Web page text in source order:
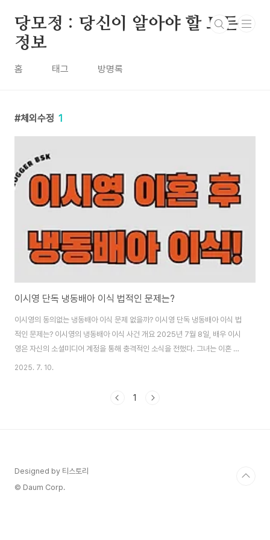
당모정 : 당신이 알아야 할 모든
정보
홈 태그 방명록
체외수정 1
이시영 단독 냉동배아 이식 법적인 문제는?
이시영의 동의없는 냉동배아 이식 문제 없을까? 이시영 단독 냉동배아 이식 법
적인 문제는? 이시영의 냉동배아 이식 사건 개요 2025년 7월 8일, 배우 이시
영은 자신의 소셜미디어 계정을 통해 충격적인 소식을 전했다. 그녀는 이혼 후
전 남편의 동의 없이 결혼 생활 중 냉동 보관했던 배아를 이식해 둘째 아이를 임
년 첫 아들 정윤을 낳았으며, 2025년 3월 결혼 8년 만에 이혼을 발표했다. 이
2025. 7. 10.
1
Designed by 티스토리
© Daum Corp.